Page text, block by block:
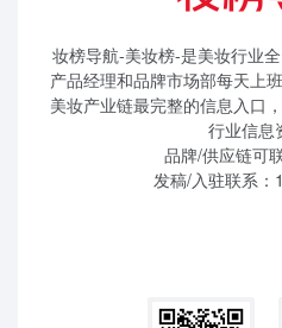
妆榜导航-美妆榜-是美妆行业
产品经理和品牌市场部每天上
美妆产业链最完整的信息入口
行业信息
品牌/供应链可
发稿/入驻联系：